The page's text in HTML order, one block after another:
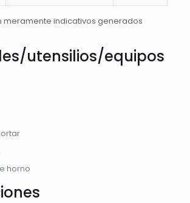
meramente indicativos generados
utensilios/equipos
horno